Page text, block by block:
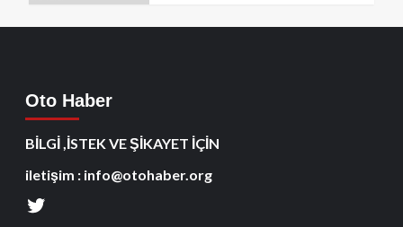
Oto Haber
BİLGİ ,İSTEK VE ŞİKAYET İÇİN
iletişim : info@otohaber.org